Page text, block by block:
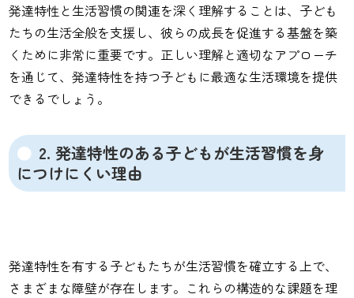
発達特性と生活習慣の関連を深く理解することは、子ども
たちの生活全般を支援し、彼らの成長を促進する基盤を築
くために非常に重要です。正しい理解と適切なアプローチ
を通じて、発達特性を持つ子どもに最適な生活環境を提供
できるでしょう。
2. 発達特性のある子どもが生活習慣を身
につけにくい理由
発達特性を有する子どもたちが生活習慣を確立する上で、
さまざまな障壁が存在します。これらの構造的な課題を理